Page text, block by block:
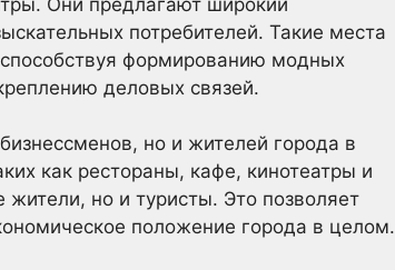
потребителей. Такие места
формированию модных
деловых связей.
но и жителей города в
как рестораны, кафе, кинотеатры и
жители, но и туристы. Это позволяет
положение города в целом.